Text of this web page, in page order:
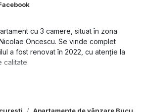
cu 3 camere, situat în zona
Oncescu. Se vinde complet
a fost renovat în 2022, cu atenție la
calitate.
electrică nouă pe cupru, prize și